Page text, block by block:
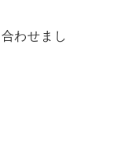
わせまし